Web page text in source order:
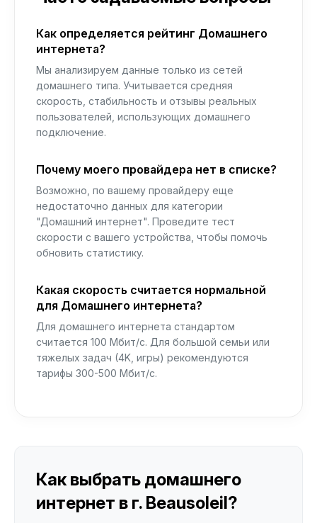
Как определяется рейтинг Домашнего
интернета?
Мы анализируем данные только из сетей
домашнего типа. Учитывается средняя
скорость, стабильность и отзывы реальных
пользователей, использующих домашнего
подключение.
Почему моего провайдера нет в списке?
Возможно, по вашему провайдеру еще
недостаточно данных для категории
"Домашний интернет". Проведите тест
скорости с вашего устройства, чтобы помочь
обновить статистику.
Какая скорость считается нормальной
для Домашнего интернета?
Для домашнего интернета стандартом
считается 100 Мбит/с. Для большой семьи или
тяжелых задач (4K, игры) рекомендуются
тарифы 300-500 Мбит/с.
Как выбрать домашнего
интернет в г. Beausoleil?